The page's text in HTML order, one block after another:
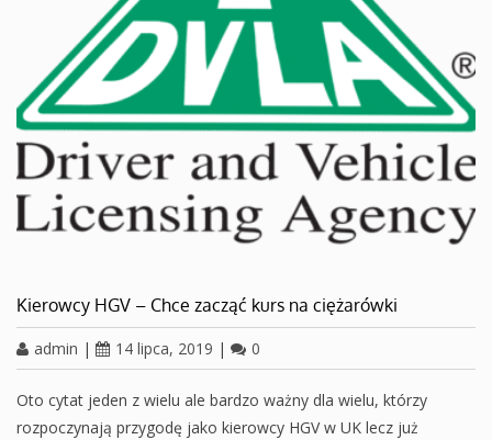
Kierowcy HGV – Chce zacząć kurs na ciężarówki
admin | 14 lipca, 2019 | 0
Oto cytat jeden z wielu ale bardzo ważny dla wielu, którzy
rozpoczynają przygodę jako kierowcy HGV w UK lecz już